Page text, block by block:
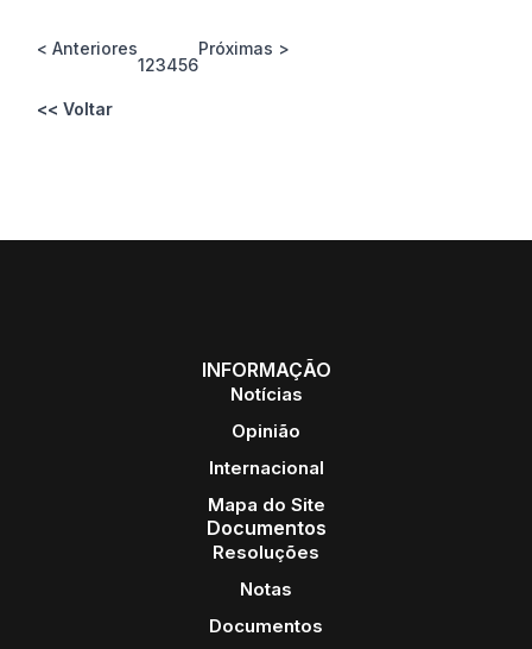
< Anteriores
123456
Próximas >
<< Voltar
INFORMAÇÃO
Notícias
Opinião
Internacional
Mapa do Site
Documentos
Resoluções
Notas
Documentos